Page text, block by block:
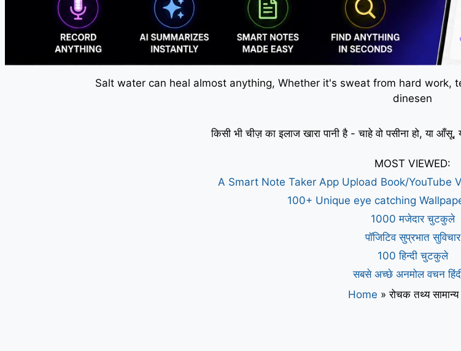
Salt water can heal almost anything, Whether it's sweat from hard
dinesen
किसी भी चीज़ का इलाज खारा पानी है - चाहे वो पसीना हो, या
MOST VIEWED:
A Smart Note Taker App Upload Book/YouTube
100+ Unique eye catching
1000 मजेदार चुटकुले
पॉजिटिव सुप्रभात सुविचार
100 हिन्दी चुटकुले
सबसे अच्छे अनमोल वचन
Home »रोचक तथ्य सामान्य